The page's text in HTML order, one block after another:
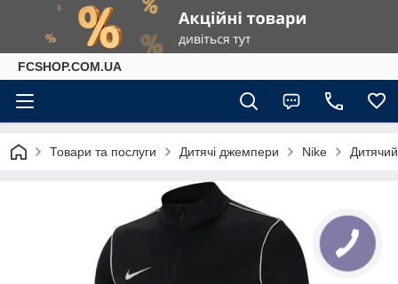
FCSHOP.COM.UA
Товари та послуги Дитячі джемпери Nike